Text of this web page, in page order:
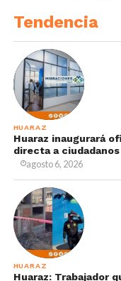
Tendencia
HUARAZ
Huaraz inaugurará
directa a ciudadanos
agosto 6, 2026
HUARAZ
Huaraz: Trabajador